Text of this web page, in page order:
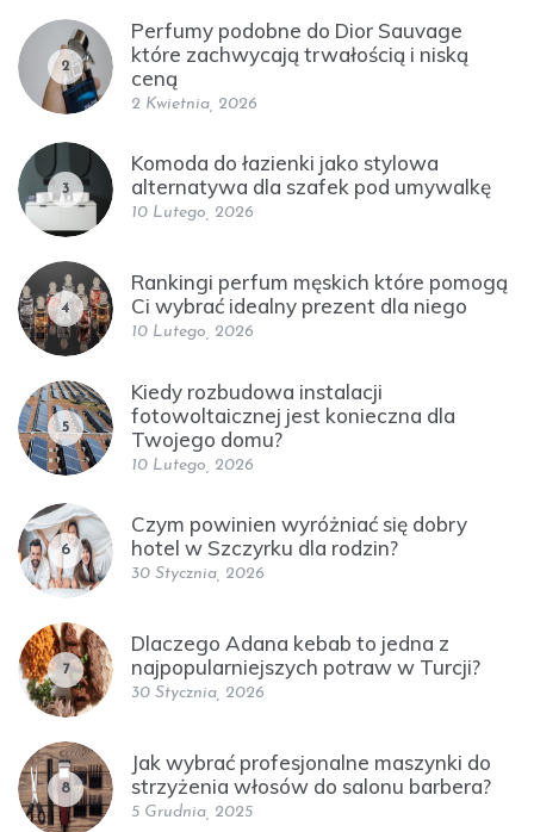
2
Perfumy podobne do Dior Sauvage
które zachwycają trwałością i niską
ceną
2 Kwietnia, 2026
3
Komoda do łazienki jako stylowa
alternatywa dla szafek pod umywalkę
10 Lutego, 2026
4
Rankingi perfum męskich które pomogą
Ci wybrać idealny prezent dla niego
10 Lutego, 2026
5
Kiedy rozbudowa instalacji
fotowoltaicznej jest konieczna dla
Twojego domu?
10 Lutego, 2026
6
Czym powinien wyróżniać się dobry
hotel w Szczyrku dla rodzin?
30 Stycznia, 2026
7
Dlaczego Adana kebab to jedna z
najpopularniejszych potraw w Turcji?
30 Stycznia, 2026
8
Jak wybrać profesjonalne maszynki do
strzyżenia włosów do salonu barbera?
5 Grudnia, 2025